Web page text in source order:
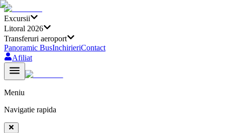
Excursii
Litoral 2026
Transferuri aeroport
Panoramic BusInchirieriContact
Afiliat
Meniu
Navigatie rapida